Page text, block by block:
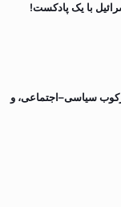
دلار لابی اسرائیل با یک پادکست!
سیاسی–اجتماعی، و